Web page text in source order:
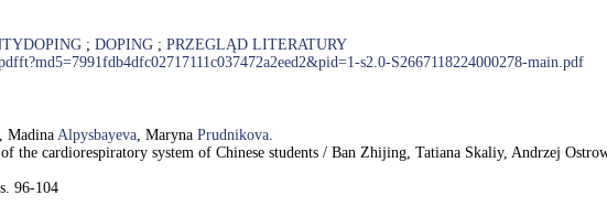
; DOPING ; PRZEGLĄD LITERATURY
s2.0-S2667118224000278-main.pdf
, Madina Alpysbayeva, Maryna Prudnikova.
the cardiorespiratory system of Chinese students / Ban Zhijing, Tatiana Skaliy, Andrzej
96-104